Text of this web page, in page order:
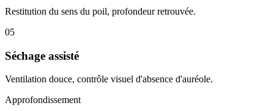
Restitution du sens du poil, profondeur retrouvée.
05
Séchage assisté
Ventilation douce, contrôle visuel d'absence d'auréole.
Approfondissement